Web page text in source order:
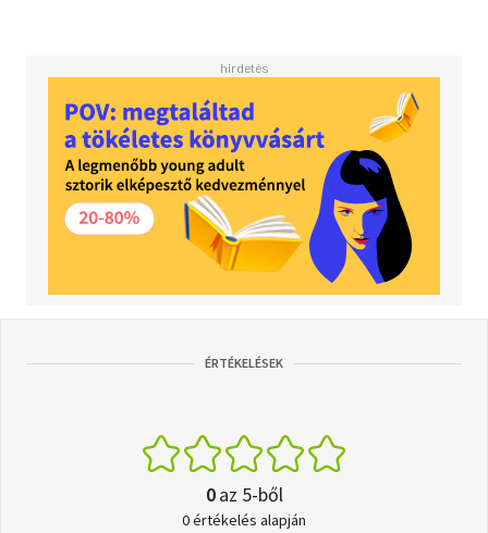
ÉRTÉKELÉSEK
0az 5-ből
0 értékelés alapján